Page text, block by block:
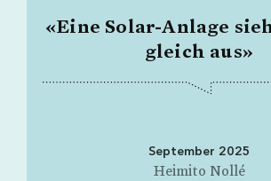
«Eine Solar-Anlage
gleich aus»
September 2025
Heimito Nollé